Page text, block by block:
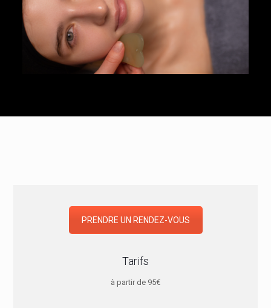
PRENDRE UN RENDEZ-VOUS
Tarifs
à partir de 95€